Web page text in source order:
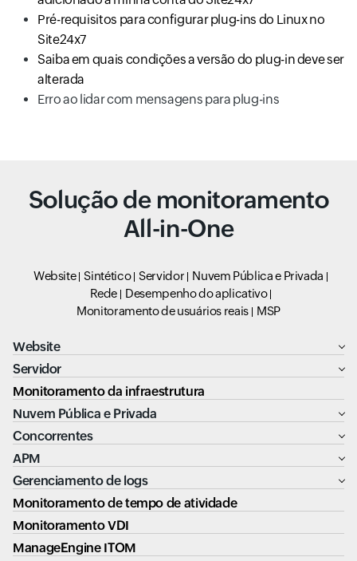
Pré-requisitos para configurar plug-ins do Linux no
Site24x7
Saiba em quais condições a versão do plug-in deve ser
alterada
Erro ao lidar com mensagens para plug-ins
Solução de monitoramento
All-in-One
Website Sintético Servidor
Nuvem Pública e Privada
Rede
Desempenho do aplicativo
Monitoramento de usuários reais
MSP
Website
Servidor
Monitoramento da infraestrutura
Nuvem Pública e Privada
Concorrentes
APM
Gerenciamento de logs
Monitoramento de tempo de atividade
Monitoramento VDI
ManageEngine ITOM